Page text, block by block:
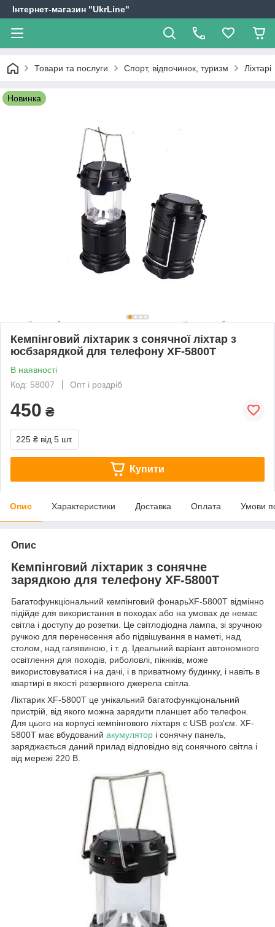
Інтернет-магазин "UkrLine"
Товари та послуги Спорт, відпочинок, туризм Ліхтарі
Новинка
Кемпінговий ліхтарик з сонячної ліхтар з
юсбзарядкой для телефону XF-5800T
В наявності
Код: 58007
Опт і роздріб
450 ₴
225 ₴ від 5 шт.
Купити
Опис Характеристики Доставка Оплата Умови
Опис
Кемпінговий ліхтарик з сонячне
зарядкою для телефону XF-5800T
Багатофункціональний кемпінговий фонарьXF-5800T відмінно
підійде для використання в походах або на умовах де немає
світла і доступу до розетки. Це світлодіодна лампа, зі зручною
ручкою для перенесення або підвішування в наметі, над
столом, над галявиною, і т. д. Ідеальний варіант автономного
освітлення для походів, риболовлі, пікніків, може
використовуватися і на дачі, і в приватному будинку, і навіть в
квартирі в якості резервного джерела світла.
Ліхтарик XF-5800T це унікальний багатофункціональний
пристрій, від якого можна зарядити планшет або телефон.
Для цього на корпусі кемпінгового ліхтаря є USB роз'єм. XF-
5800T має вбудований акумулятор і сонячну панель,
заряджається даний прилад відповідно від сонячного світла і
від мережі 220 В.